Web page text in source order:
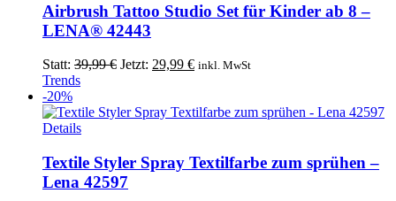
Airbrush Tattoo Studio Set für Kinder ab 8 –
LENA® 42443
Statt: 39,99€ Ursprünglicher
39,99 €
Jetzt: 29,99 €Aktueller
29,99 €.
inkl. MwSt
Trends
-20%
Details
Textile Styler Spray Textilfarbe zum sprühen –
Lena 42597